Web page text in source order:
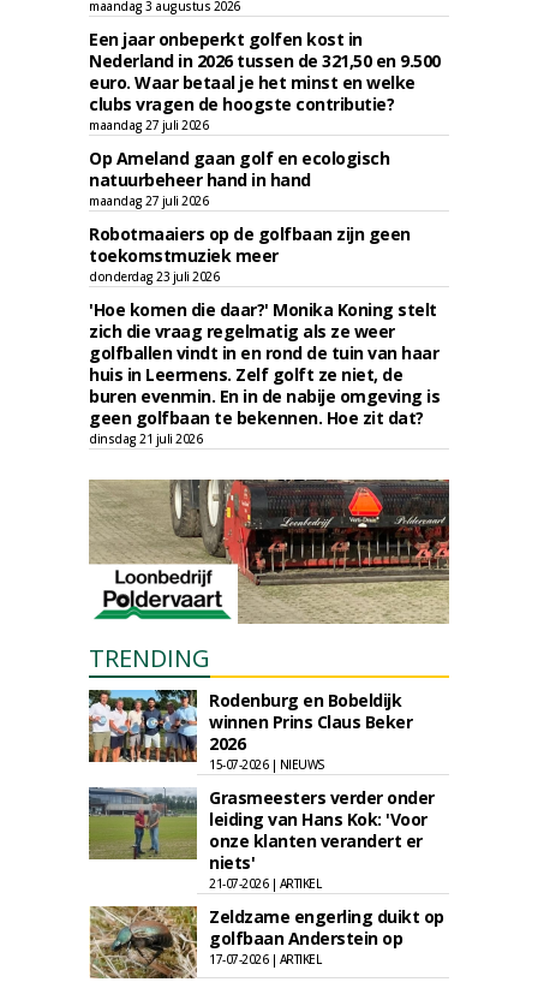
maandag 3 augustus 2026
Een jaar onbeperkt golfen kost in
Nederland in 2026 tussen de 321,50 en 9.500
euro. Waar betaal je het minst en welke
clubs vragen de hoogste contributie?
maandag 27 juli 2026
Op Ameland gaan golf en ecologisch
natuurbeheer hand in hand
maandag 27 juli 2026
Robotmaaiers op de golfbaan zijn geen
toekomstmuziek meer
donderdag 23 juli 2026
'Hoe komen die daar?' Monika Koning stelt
zich die vraag regelmatig als ze weer
golfballen vindt in en rond de tuin van haar
huis in Leermens. Zelf golft ze niet, de
buren evenmin. En in de nabije omgeving is
geen golfbaan te bekennen. Hoe zit dat?
dinsdag 21 juli 2026
TRENDING
Rodenburg en Bobeldijk
winnen Prins Claus Beker
2026
15-07-2026 | NIEUWS
Grasmeesters verder onder
leiding van Hans Kok: 'Voor
onze klanten verandert er
niets'
21-07-2026 | ARTIKEL
Zeldzame engerling duikt op
golfbaan Anderstein op
17-07-2026 | ARTIKEL